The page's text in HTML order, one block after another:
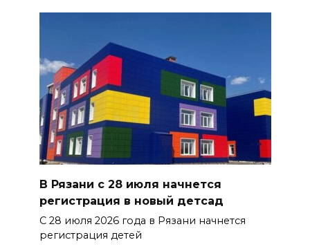
В Рязани с 28 июля начнется
регистрация в новый детсад
С 28 июля 2026 года в Рязани начнется
регистрация детей